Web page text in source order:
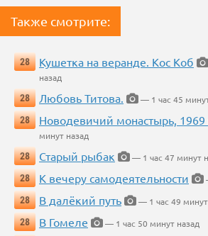
Также смотрите:
28 Кушетка на веранде. Кос Коб
назад
28
Любовь Титова.
— 1 час 45
28
Новодевичий монастырь, 1969
минут назад
28
Старый рыбак
— 1 час 47 минут
28
К вечеру самодеятельности
28
В далёкий путь
— 1 час 49
28
В Гомеле
— 1 час 50 минут назад